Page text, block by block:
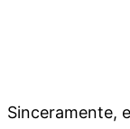
Sinceramente,